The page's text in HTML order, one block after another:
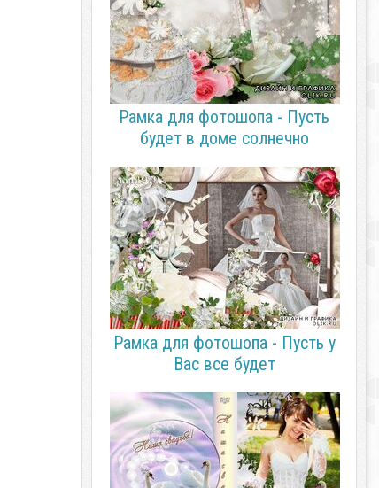
Рамка для фотошопа - Пусть
будет в доме солнечно
Рамка для фотошопа - Пусть у
Вас все будет